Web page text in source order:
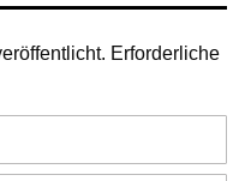
Erforderliche